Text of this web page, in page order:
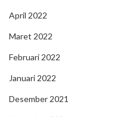
April 2022
Maret 2022
Februari 2022
Januari 2022
Desember 2021